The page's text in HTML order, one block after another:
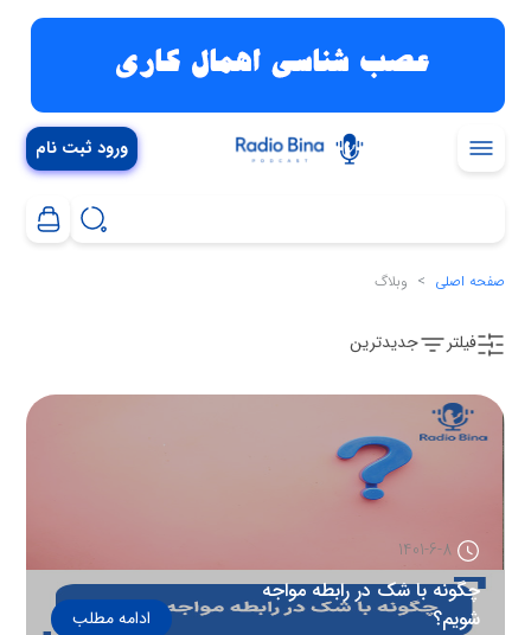
ورود ثبت نام
صفحه اصلی وبلاگ
فیلتر جدیدترین
1401-6-8
چگونه با شک در رابطه مواجه
شویم؟
ادامه مطلب